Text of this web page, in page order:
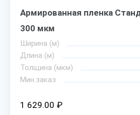
Армированная пленка
300 мкм
Ширина (м)
Длина (м)
Толщина (мкм)
Мин.заказ
1 629.00 ₽